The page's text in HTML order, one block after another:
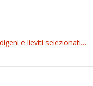
e lieviti selezionati…